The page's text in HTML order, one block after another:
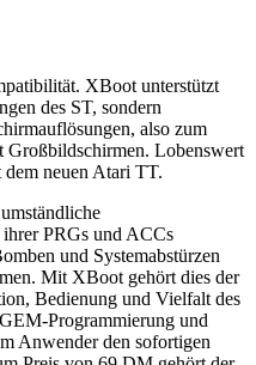
XBoot unterstützt
des ST, sondern
also zum
Großbildschirmen. Lobenswert
neuen Atari TT.
PRGs und ACCs
und Systemabstürzen
Mit XBoot gehört dies der
Bedienung und Vielfalt des
Programmierung und
Anwender den sofortigen